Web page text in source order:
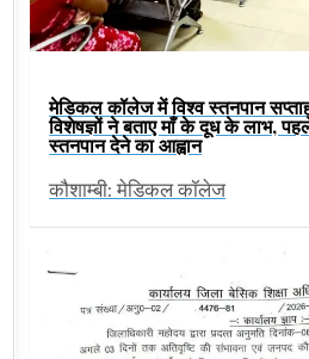
मेडिकल कॉलेज में विश्व स्तनपान
विशेषज्ञों ने बताए माँ के दूध के लाभ,
स्तनपान देने का आह्वान
कौशाम्बी: मेडिकल कॉलेज